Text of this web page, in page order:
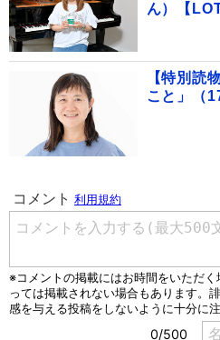
ん）【
【特別読
こと」（